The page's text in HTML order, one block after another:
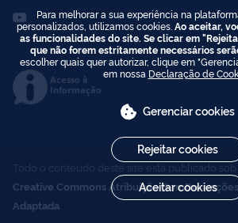
Acesso à
Informação
Todo o conteúdo deste site está publicado
Creative Commons Atribuição-
Adaptada
Para melhorar a sua experiência na
personalizados, utilizamos cookies. Ao aceitar,
as funcionalidades do site. Se clicar em
que não forem estritamente necessários
escolher quais quer autorizar, clique em
em nossa Declaração de
Gerenciar cookies
Rejeitar cookies
Aceitar cookies